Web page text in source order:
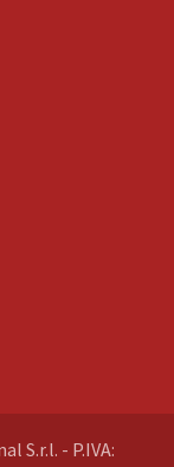
S.r.l. - P.IVA: